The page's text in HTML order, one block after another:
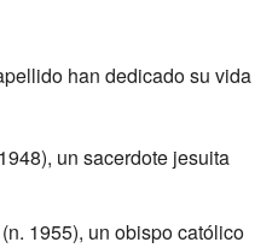
han dedicado su vida
un sacerdote jesuita
(n. 1955), un obispo católico